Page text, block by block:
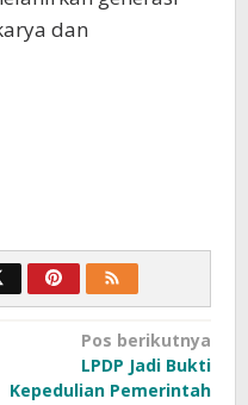
dan
Pos berikutnya
LPDP Jadi Bukti
Kepedulian Pemerintah